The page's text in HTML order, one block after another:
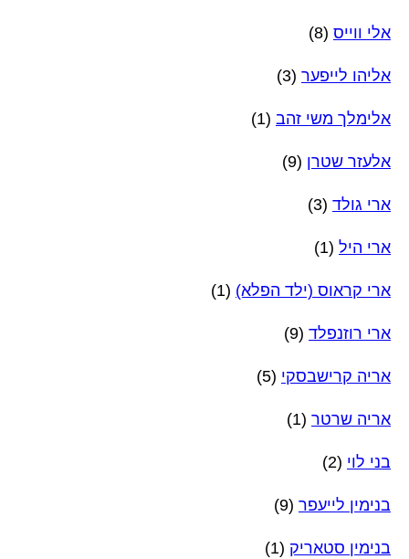
אלי ווייס (8)
אליהו לייפער (3)
אלימלך משי זהב (1)
אלעזר שטרן (9)
ארי גולד (3)
ארי היל (1)
ארי קראוס (ילד הפלא) (1)
ארי רוזנפלד (9)
אריה קרישבסקי (5)
אריה שרטר (1)
בני לוי (2)
בנימין לייעפר (9)
בנימין סטאריק (1)